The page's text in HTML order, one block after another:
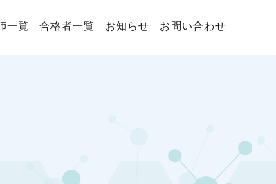
一覧 合格者一覧 お知らせ お問い合わせ